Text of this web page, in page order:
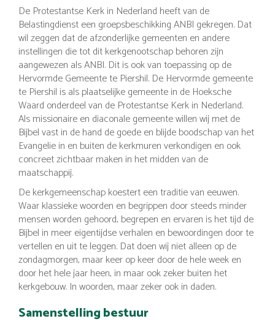
De Protestantse Kerk in Nederland heeft van de
Belastingdienst een groepsbeschikking ANBI gekregen. Dat
wil zeggen dat de afzonderlijke gemeenten en andere
instellingen die tot dit kerkgenootschap behoren zijn
aangewezen als ANBI. Dit is ook van toepassing op de
Hervormde Gemeente te Piershil. De Hervormde gemeente
te Piershil is als plaatselijke gemeente in de Hoeksche
Waard onderdeel van de Protestantse Kerk in Nederland.
Als missionaire en diaconale gemeente willen wij met de
Bijbel vast in de hand de goede en blijde boodschap van het
Evangelie in en buiten de kerkmuren verkondigen en ook
concreet zichtbaar maken in het midden van de
maatschappij.
De kerkgemeenschap koestert een traditie van eeuwen.
Waar klassieke woorden en begrippen door steeds minder
mensen worden gehoord, begrepen en ervaren is het tijd de
Bijbel in meer eigentijdse verhalen en bewoordingen door te
vertellen en uit te leggen. Dat doen wij niet alleen op de
zondagmorgen, maar keer op keer door de hele week en
door het hele jaar heen, in maar ook zeker buiten het
kerkgebouw. In woorden, maar zeker ook in daden.
Samenstelling bestuur